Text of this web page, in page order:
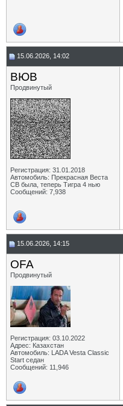
15.06.2026, 14:02
ВЮВ
Продвинутый
Регистрация: 31.01.2018
Автомобиль: Прекрасная Веста
СВ была, теперь Тигра 4 нью
Сообщений: 7,938
15.06.2026, 14:15
OFA
Продвинутый
Регистрация: 03.10.2022
Адрес: Казахстан
Автомобиль: LADA Vesta Classic
Start седан
Сообщений: 11,946